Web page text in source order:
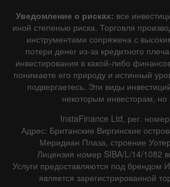
Уведомление о рисках: все
иной степенью риска. Торговля
инструментами сопряжена с
потери денег из-за кредитного
инвестирования в какой-либо
понимаете его природу и истинный
подвергаетесь. Эти виды
некоторым инвесторам, но
InstaFinance Ltd, рег.
Адрес: Британские Виргинские
Меридиан Плаза, строение
Лицензия номер SIBA/L/14/1082
Услуги предоставляются под брендом
является зарегистрированной